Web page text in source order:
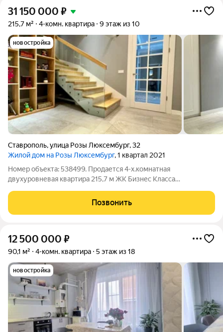
31 150 000 ₽
215,7 м² 4-комн. квартира 9 этаж из 10
новостройка
Ставрополь,улица Розы Люксембург,32
Жилой дом на Розы Люксембург, 1 квартал 2021
Номер объекта: 538499. Продается 4-х.комнатная
двухуровневая квартира 215,7 м ЖК Бизнес Класса
самом центре города, расположен между ул. Мира и ул.
Ленина. - Закрытая территория; - Видеонаблюдение; -
Позвонить
12 500 000 ₽
90,1 м² 4-комн. квартира 5 этаж из 18
новостройка